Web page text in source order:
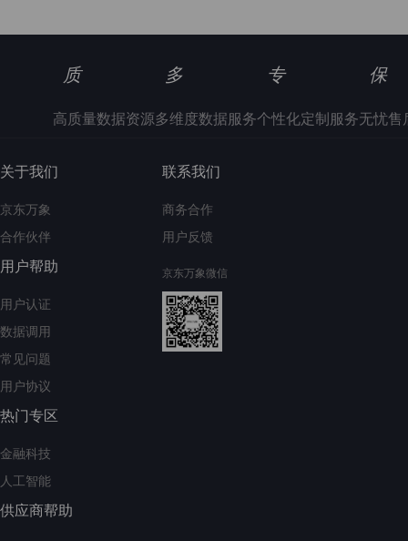
质
高质量数据资源
多
多维度数据服务
专
个性化定制服务
保
无忧售
关于我们
京东万象
合作伙伴
用户帮助
用户认证
数据调用
常见问题
用户协议
热门专区
金融科技
人工智能
供应商帮助
联系我们
商务合作
用户反馈
京东万象微信